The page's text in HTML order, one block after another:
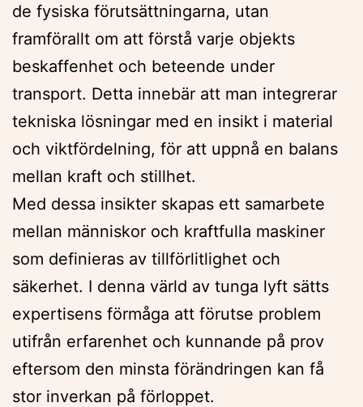
de fysiska förutsättningarna, utan
framförallt om att förstå varje objekts
beskaffenhet och beteende under
transport. Detta innebär att man integrerar
tekniska lösningar med en insikt i material
och viktfördelning, för att uppnå en balans
mellan kraft och stillhet.
Med dessa insikter skapas ett samarbete
mellan människor och kraftfulla maskiner
som definieras av tillförlitlighet och
säkerhet. I denna värld av tunga lyft sätts
expertisens förmåga att förutse problem
utifrån erfarenhet och kunnande på prov
eftersom den minsta förändringen kan få
stor inverkan på förloppet.